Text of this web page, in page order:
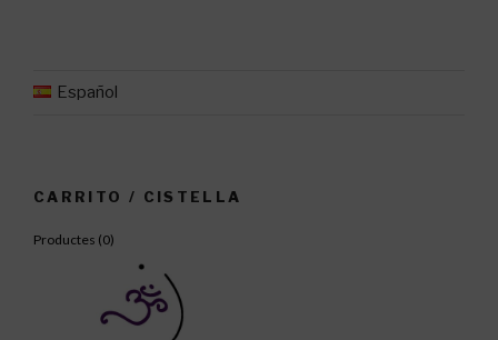
Español
CARRITO / CISTELLA
Productes (0)